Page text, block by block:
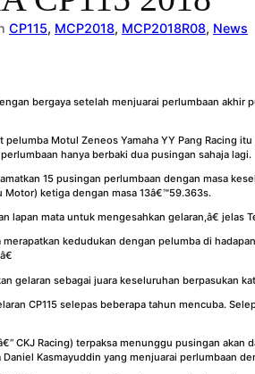
CP115, MCP2018, MCP2018R08, News
bergaya setelah menjuarai perlumbaan akhir
Motul Zeneos Yamaha YY Pang Racing
hanya berbaki dua pusingan sahaja lagi.
15 pusingan perlumbaan dengan masa
Motor) ketiga dengan masa 13â€™59.363s.
lapan mata untuk mengesahkan gelaran,â€ jelas
kedudukan dengan pelumba di
gelaran sebagai juara keseluruhan berpasukan
CP115 selepas beberapa tahun mencuba.
CKJ Racing) terpaksa menunggu pusingan
Kasmayuddin yang menjuarai perlumbaan